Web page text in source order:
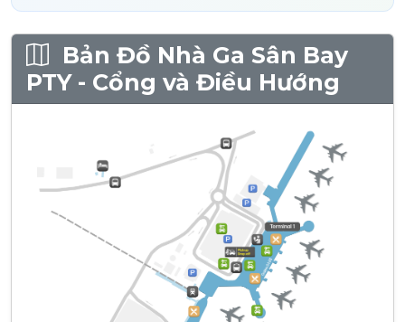
Bản Đồ Nhà Ga Sân Bay
PTY - Cổng và Điều Hướng